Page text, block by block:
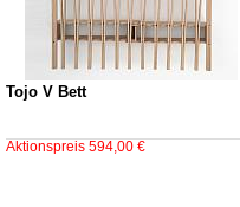
Tojo V Bett
Aktionspreis 594,00 €